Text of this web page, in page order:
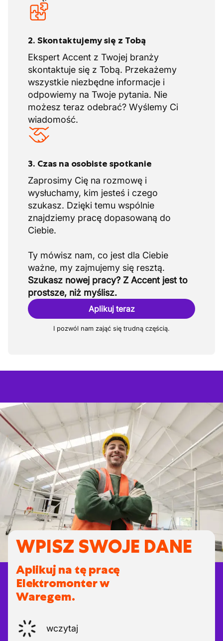
2. Skontaktujemy się z Tobą
Ekspert Accent z Twojej branży
skontaktuje się z Tobą. Przekażemy
wszystkie niezbędne informacje i
odpowiemy na Twoje pytania. Nie
możesz teraz odebrać? Wyślemy Ci
wiadomość.
3. Czas na osobiste spotkanie
Zaprosimy Cię na rozmowę i
wysłuchamy, kim jesteś i czego
szukasz. Dzięki temu wspólnie
znajdziemy pracę dopasowaną do
Ciebie.
Ty mówisz nam, co jest dla Ciebie
Szukasz nowej pracy? Z Accent jest to
prostsze, niż myślisz.
Aplikuj teraz
I pozwól nam zająć się trudną częścią.
WPISZ SWOJE DANE
Aplikuj na tę pracę
Elektromonter w
Waregem.
wczytaj